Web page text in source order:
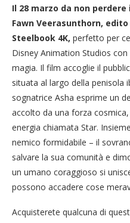
Il 28 marzo da non perdere
Fawn Veerasunthorn,
Steelbook 4K, perfetto per
Disney Animation Studios
magia. Il film accoglie il
situata al largo della penisola
sognatrice Asha esprime un
accolto da una forza
energia chiamata Star.
nemico formidabile – il
salvare la sua comunità e
un umano coraggioso si
possono accadere cose
Acquisterete qualcuna di